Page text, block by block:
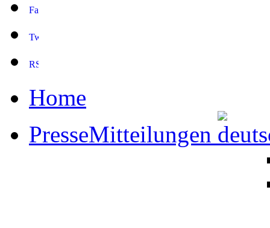
Home
PresseMitteilungen